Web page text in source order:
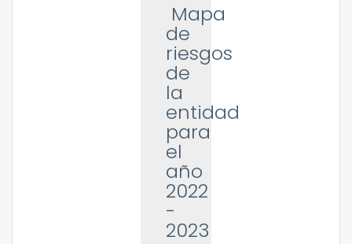
Mapa
de
riesgos
de
la
entidad
para
el
año
2022
-
2023